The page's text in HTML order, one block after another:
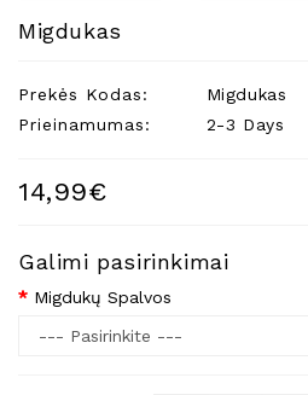
Kūdikiams
Reikalai
Indai
Migdukas
Prekės Kodas:
Migdukas
Prieinamumas:
2-3 Days
14,99€
Galimi pasirinkimai
Migdukų Spalvos